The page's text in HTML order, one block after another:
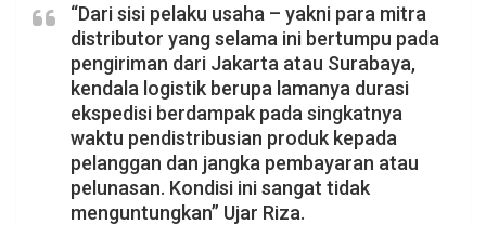
“Dari sisi pelaku usaha – yakni para mitra
distributor yang selama ini bertumpu pada
pengiriman dari Jakarta atau Surabaya,
kendala logistik berupa lamanya durasi
ekspedisi berdampak pada singkatnya
waktu pendistribusian produk kepada
pelanggan dan jangka pembayaran atau
pelunasan. Kondisi ini sangat tidak
menguntungkan” Ujar Riza.